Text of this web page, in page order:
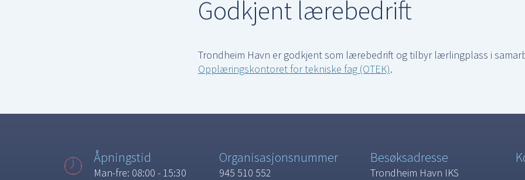
Godkjent lærebedrift
Trondheim Havn er godkjent som lærebedrift og tilbyr lærlingplass i
Opplæringskontoret for tekniske fag (OTEK).
Åpningstid
Man-fre: 08:00 - 15:30
Organisasjonsnummer
945 510 552
Besøksadresse
Trondheim Havn IKS